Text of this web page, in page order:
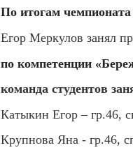
По итогам
Егор Меркулов занял
по компетенции
команда студентов
Катыкин Егор – гр.46,
Крупнова Яна - гр.46,